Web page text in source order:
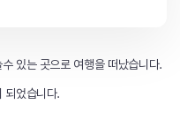
있는 곳으로 여행을 떠났습니다.
되었습니다.